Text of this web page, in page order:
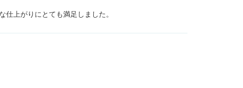
上がりにとても満足しました。